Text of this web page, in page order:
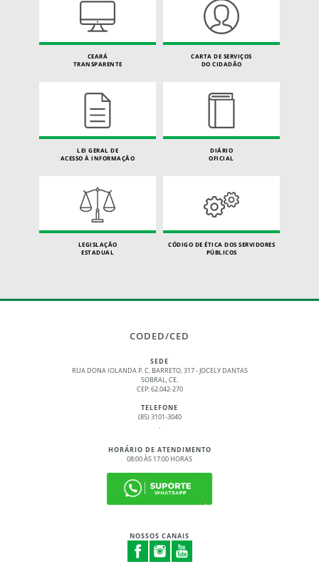
CEARÁ
TRANSPARENTE
CARTA DE SERVIÇOS
DO CIDADÃO
LEI GERAL DE
ACESSO À INFORMAÇÃO
DIÁRIO
OFICIAL
LEGISLAÇÃO
ESTADUAL
CÓDIGO DE ÉTICA DOS SERVIDORES
PÚBLICOS
CODED/CED
SEDE
RUA DONA IOLANDA P. C. BARRETO, 317 - JOCELY DANTAS
SOBRAL, CE.
CEP: 62.042-270
TELEFONE
(85) 3101-3040
.
HORÁRIO DE ATENDIMENTO
08:00 ÀS 17:00 HORAS
NOSSOS CANAIS